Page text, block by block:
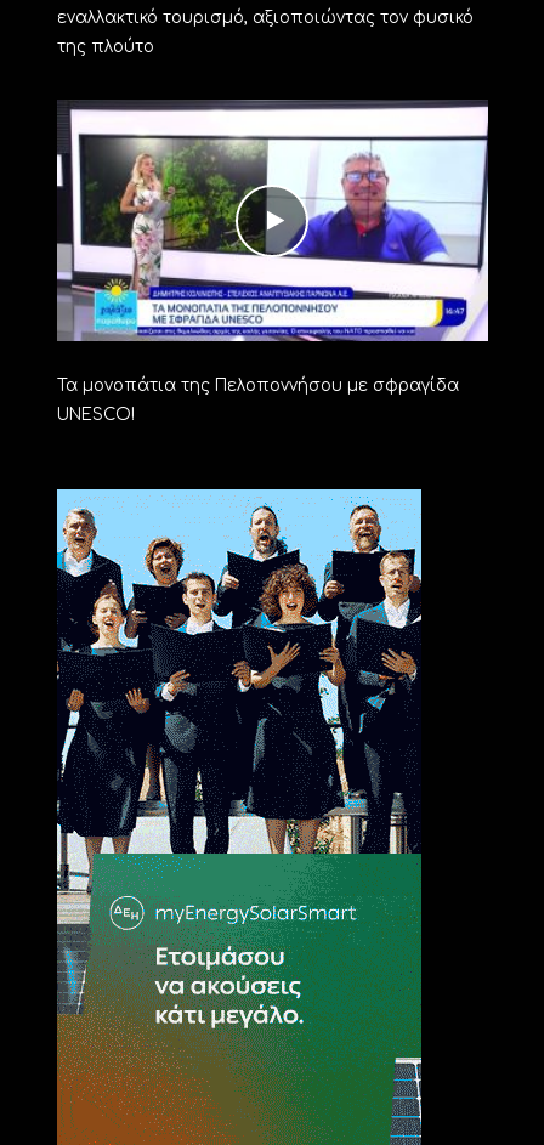
εναλλακτικό τουρισμό, αξιοποιώντας τον φυσικό
της πλούτο
Τα μονοπάτια της Πελοποννήσου με σφραγίδα
UNESCO!